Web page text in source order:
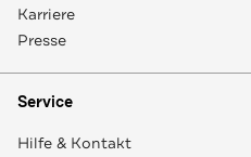
Karriere
Presse
Service
Hilfe & Kontakt